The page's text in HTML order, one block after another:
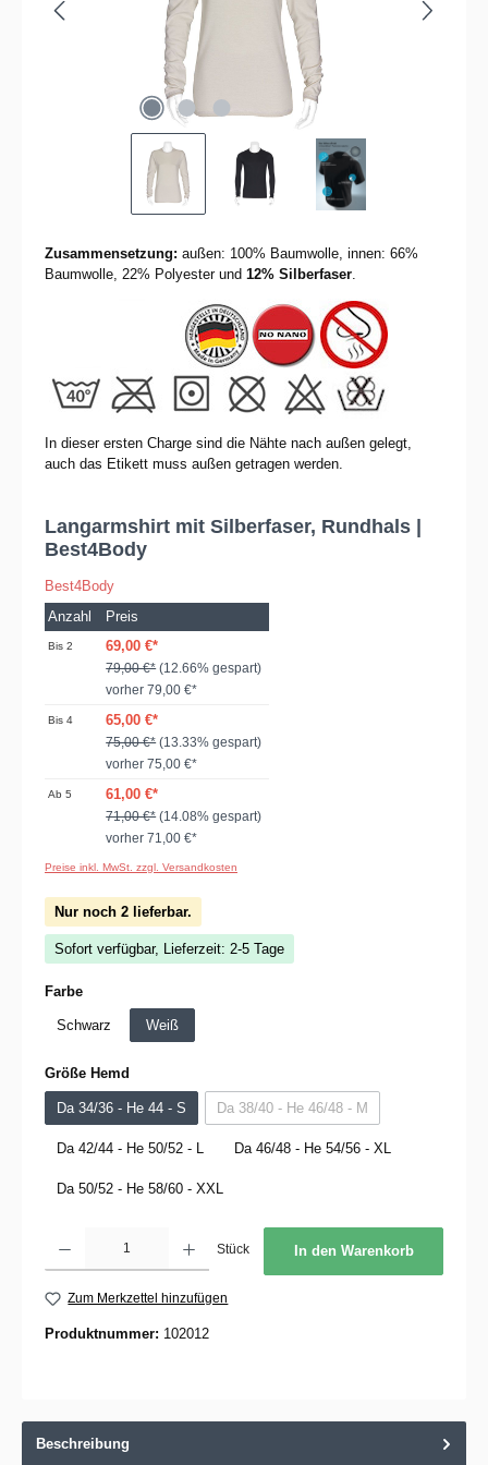
Zusammensetzung: außen: 100% Baumwolle, innen: 66%
Baumwolle, 22% Polyester und 12% Silberfaser
In dieser ersten Charge sind die Nähte nach außen gelegt,
auch das Etikett muss außen getragen werden.
Langarmshirt mit Silberfaser, Rundhals |
Best4Body
Best4Body
Anzahl
Preis
Bis2 69,00 €*
79,00 €* (12.66% gespart)
vorher 79,00 €*
Bis4 65,00 €*
75,00 €* (13.33% gespart)
vorher 75,00 €*
Ab5 61,00 €*
71,00 €* (14.08% gespart)
vorher 71,00 €*
Preise inkl. MwSt. zzgl. Versandkosten
Nur noch 2 lieferbar.
Sofort verfügbar, Lieferzeit: 2-5 Tage
Farbeauswählen
Schwarz Weiß
Größe Hemd
Da 34/36 - He 44 - S Da 38/40 - He 46/48 - M(Diese Option ist zurzeit nicht
Da 42/44 - He 50/52 - L Da 46/48 - He 54/56 - XL
Da 50/52 - He 58/60 - XXL
Stück In den Warenkorb
Zum Merkzettel hinzufügen
Produktnummer: 102012
Beschreibung